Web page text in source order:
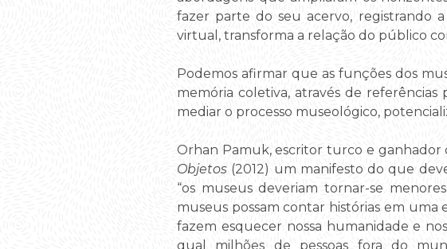
fazer parte do seu acervo, registrando
virtual, transforma a relação do público
Podemos afirmar que as funções dos
memória coletiva, através de
mediar o processo museológico,
Orhan Pamuk, escritor turco e
Objetos (2012) um manifesto do que
“os museus deveriam tornar-se
museus possam contar histórias em uma
fazem esquecer nossa humanidade e
qual milhões de pessoas fora do